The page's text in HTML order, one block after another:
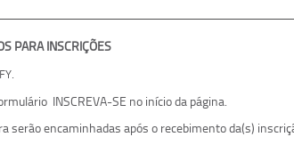
PARA INSCRIÇÕES
.
INSCREVA-SE no início da página.
encaminhadas após o recebimento da(s)